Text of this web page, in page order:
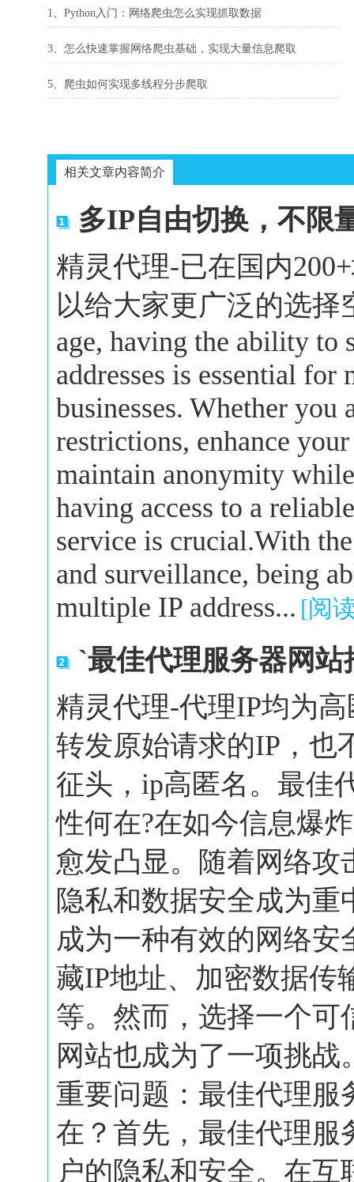
1、Python入门：网络爬虫怎么实现抓取数据
3、怎么快速掌握网络爬虫基础，实现大量信息爬取
5、爬虫如何实现多线程分步爬取
相关文章内容简介
多IP自由切换，不限
精灵代理-已在国内
以给大家更广泛的选择
age, having the ability to
addresses is essential
businesses. Whether you
restrictions, enhance
maintain anonymity
having access to a
service is crucial.With
and surveillance, being
multiple IP address... [阅
`最佳代理服务器网
精灵代理-代理IP均为
转发原始请求的IP，也
征头，ip高匿名。最佳
性何在?在如今信息爆
愈发凸显。随着网络攻
隐私和数据安全成为
成为一种有效的网络
藏IP地址、加密数据传
等。然而，选择一个可
网站也成为了一项挑
重要问题：最佳代理服
在？首先，最佳代理服
户的隐私和安全。在